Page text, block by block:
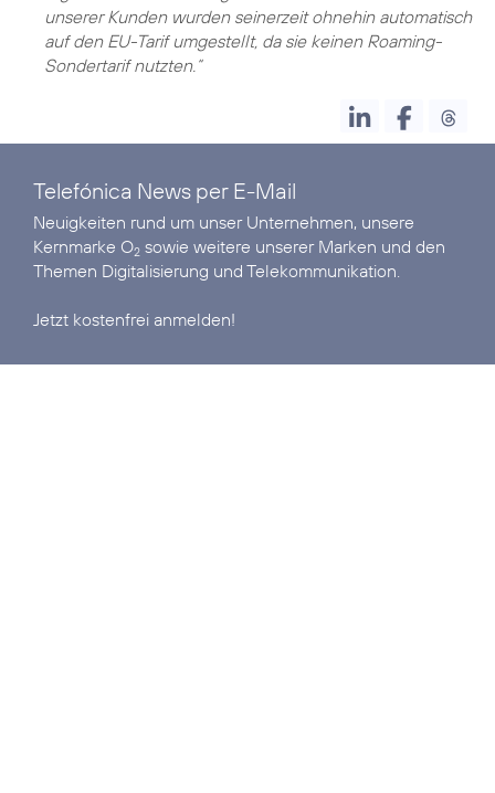
unserer Kunden wurden seinerzeit ohnehin automatisch
auf den EU-Tarif umgestellt, da sie keinen Roaming-
Sondertarif nutzten.“
Telefónica News per E-Mail
Neuigkeiten rund um unser Unternehmen, unsere
Kernmarke O2 sowie weitere unserer Marken und den
Themen Digitalisierung und Telekommunikation.
Jetzt kostenfrei anmelden!